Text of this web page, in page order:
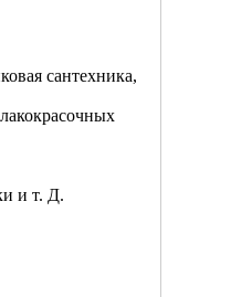
сантехника,
и т. Д.